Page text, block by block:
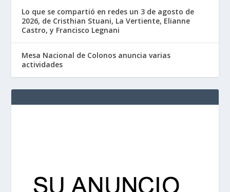
Lo que se compartió en redes un 3 de agosto de
2026, de Cristhian Stuani, La Vertiente, Elianne
Castro, y Francisco Legnani
Mesa Nacional de Colonos anuncia varias
actividades